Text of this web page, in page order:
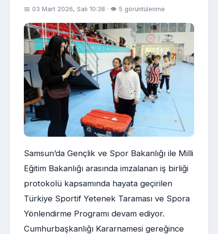
📅 03 Mart 2026, Salı 10:38 · 👁 5 görüntülenme
Samsun’da Gençlik ve Spor Bakanlığı ile Milli
Eğitim Bakanlığı arasında imzalanan iş birliği
protokolü kapsamında hayata geçirilen
Türkiye Sportif Yetenek Taraması ve Spora
Yönlendirme Programı devam ediyor.
Cumhurbaşkanlığı Kararnamesi gereğince